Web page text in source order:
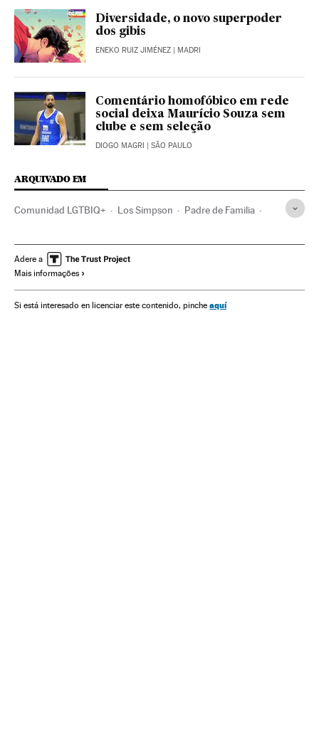
Diversidade, o novo superpoder
dos gibis
ENEKO RUIZ JIMÉNEZ | MADRI
Comentário homofóbico em rede
social deixa Maurício Souza sem
clube e sem seleção
DIOGO MAGRI | SÃO PAULO
ARQUIVADO EM
Comunidad LGTBIQ+ Los Simpson Padre de Familia
Series animación
Adere a
Mais informações
Si está interesado en licenciar este contenido, pinche aquí